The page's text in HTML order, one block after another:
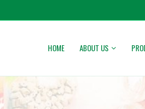
HOME ABOUT US